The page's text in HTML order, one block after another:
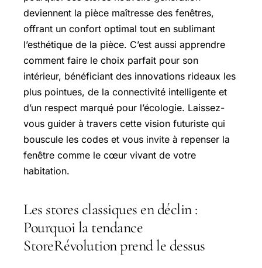
deviennent la pièce maîtresse des fenêtres,
offrant un confort optimal tout en sublimant
l’esthétique de la pièce. C’est aussi apprendre
comment faire le choix parfait pour son
intérieur, bénéficiant des innovations rideaux les
plus pointues, de la connectivité intelligente et
d’un respect marqué pour l’écologie. Laissez-
vous guider à travers cette vision futuriste qui
bouscule les codes et vous invite à repenser la
fenêtre comme le cœur vivant de votre
habitation.
Les stores classiques en déclin :
Pourquoi la tendance
StoreRévolution prend le dessus